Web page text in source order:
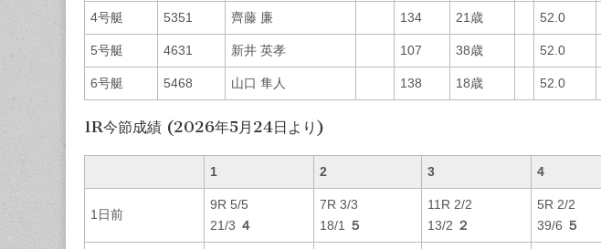
4号艇 5351 齊藤 廉 134 21歳 52.0
5号艇 4631 新井 英孝 107 38歳 52.0
6号艇 5468 山口 隼人 138 18歳 52.0
1R今節成績 (2026年5月24日より)
1 2 3 4
1日前
9R 5/5
21/3 ４
7R 3/3
18/1
５
11R 2/2
13/2 ２
5R 2/2
39/6 ５